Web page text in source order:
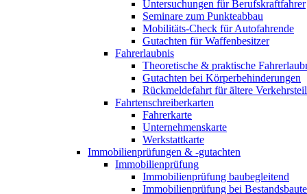
Untersuchungen für Berufskraftfahrer
Seminare zum Punkteabbau
Mobilitäts-Check für Autofahrende
Gutachten für Waffenbesitzer
Fahrerlaubnis
Theoretische & praktische
Gutachten bei Körperbehinderungen
Rückmeldefahrt für ältere
Fahrtenschreiberkarten
Fahrerkarte
Unternehmenskarte
Werkstattkarte
Immobilienprüfungen & -gutachten
Immobilienprüfung
Immobilienprüfung baubegleitend
Immobilienprüfung bei